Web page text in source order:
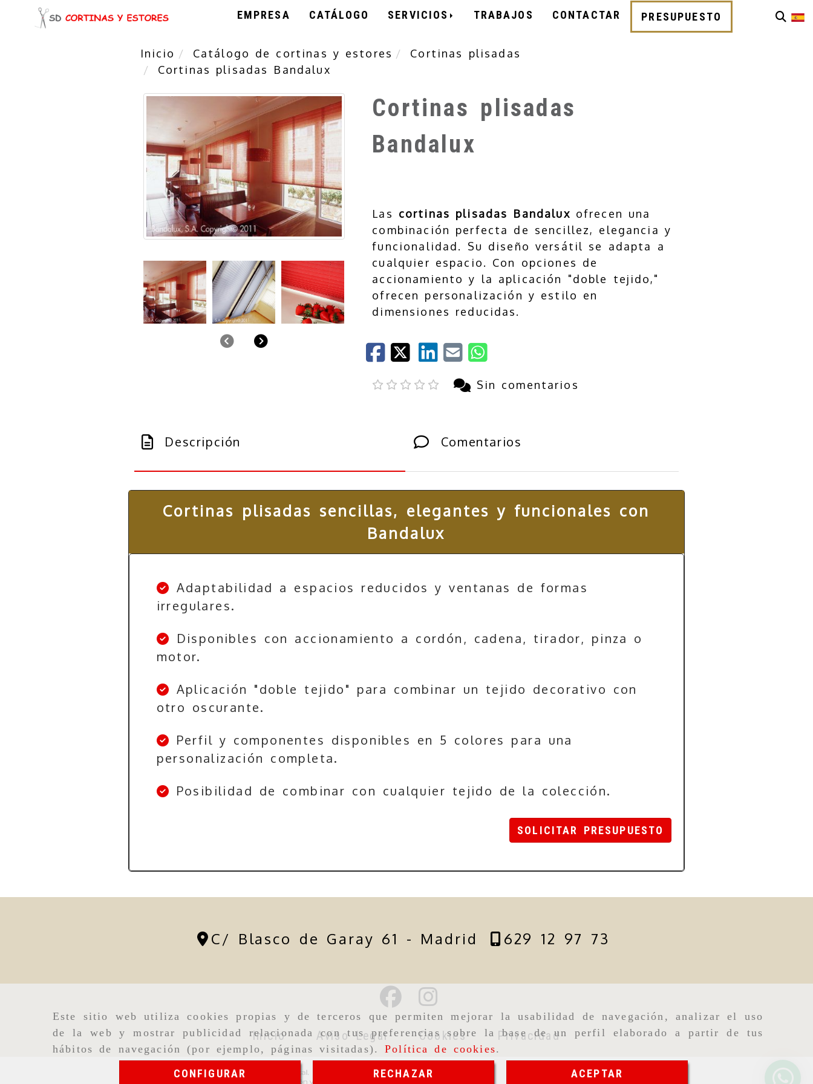
Este sitio web utiliza cookies propias y de terceros que permiten mejorar la usabilidad de navegación, analizar el uso
de la web y mostrar publicidad relacionada con tus preferencias sobre la base de un perfil elaborado a partir de tus
hábitos de navegación (por ejemplo, páginas visitadas).Política de cookies.
CONFIGURAR RECHAZAR ACEPTAR
EMPRESA CATÁLOGO SERVICIOS TRABAJOS CONTACTAR PRESUPUESTO
Inicio Catálogo de cortinas y estores
Cortinas plisadas
Cortinas plisadas Bandalux
AnteriorSiguiente
Cortinas plisadas
Bandalux
Las cortinas plisadas Bandalux ofrecen una
combinación perfecta de sencillez, elegancia y
funcionalidad. Su diseño versátil se adapta a
cualquier espacio. Con opciones de
accionamiento y la aplicación "doble tejido,"
ofrecen personalización y estilo en
dimensiones reducidas.
Sin comentarios
Descripción Comentarios
Cortinas plisadas sencillas, elegantes y funcionales con
Bandalux
Adaptabilidad a espacios reducidos y ventanas de formas
irregulares.
Disponibles con accionamiento a cordón, cadena, tirador, pinza o
motor.
Aplicación "doble tejido" para combinar un tejido decorativo con
otro oscurante.
Perfil y componentes disponibles en 5 colores para una
personalización completa.
Posibilidad de combinar con cualquier tejido de la colección.
SOLICITAR PRESUPUESTO
C/ Blasco de Garay 61 - Madrid 629 12 97 73
Inicio Aviso Legal Cookies Privacidad